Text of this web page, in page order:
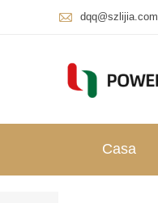
 dqq@szlijia.com
Casa